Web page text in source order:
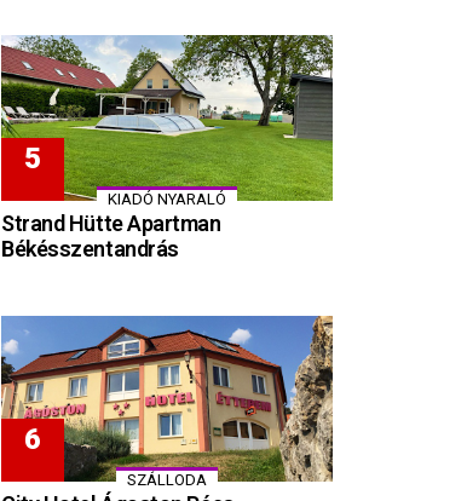
KIADÓ NYARALÓ
Strand Hütte Apartman
Békésszentandrás
SZÁLLODA